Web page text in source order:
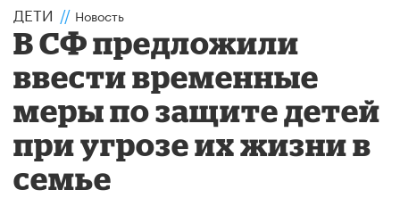
ДЕТИ // Новость
В СФ предложили
ввести временные
меры по защите детей
при угрозе их жизни в
семье